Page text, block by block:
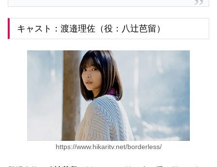
キャスト：渡邉理佐（役：八辻芭留）
https://www.hikaritv.net/borderless/